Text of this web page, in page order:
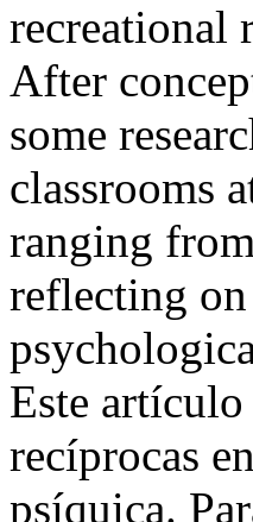
recreational
After
some
classrooms
ranging
reflecting
Este
recíprocas
psíquica.